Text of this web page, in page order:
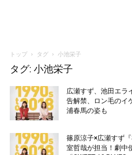
トップ タグ 小池栄子
タグ: 小池栄子
広瀬すず、池田エラ
告解禁、ロン毛のイ
浦春馬の姿も
篠原涼子×広瀬すず
室哲哉が担当！劇中